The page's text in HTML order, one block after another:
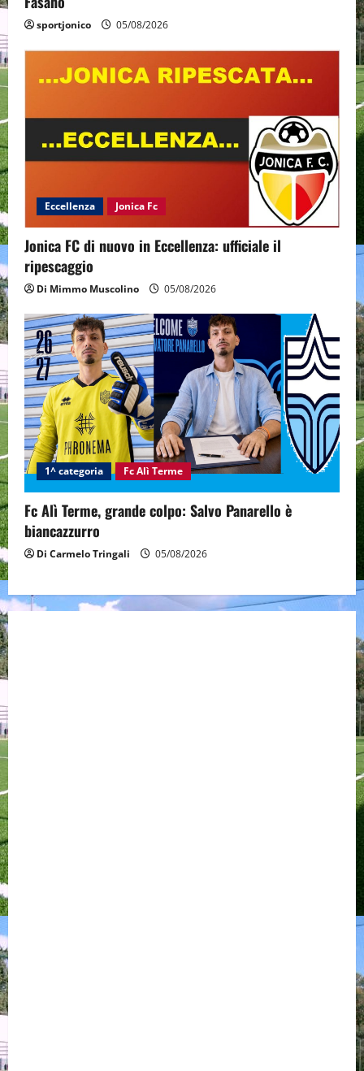
sportjonico 05/08/2026
Eccellenza Jonica Fc
Jonica FC di nuovo in Eccellenza: ufficiale il
ripescaggio
Di Mimmo Muscolino 05/08/2026
1^ categoria Fc Alì Terme
Fc Alì Terme, grande colpo: Salvo Panarello è
biancazzurro
Di Carmelo Tringali 05/08/2026